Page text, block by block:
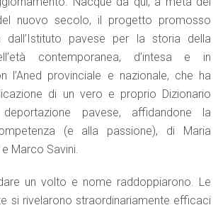
nuovo secolo, il progetto promosso
dall’Istituto pavese per la storia della
contemporanea, d’intesa e in
l’Aned provinciale e nazionale, che ha
di un vero e proprio Dizionario
pavese, affidandone la
(e alla passione), di Maria
Marco Savini.
un volto e nome raddoppiarono. Le
si rivelarono straordinariamente efficaci